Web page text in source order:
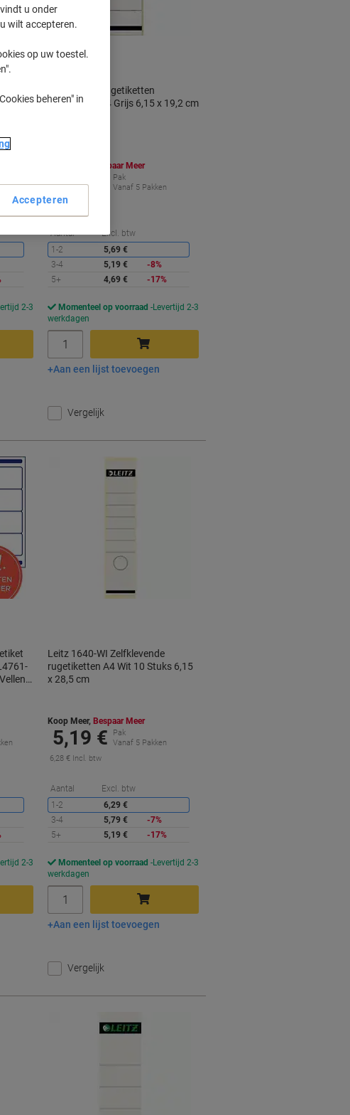
Korting
2-3
Leitz Ordnerrugetiketten
Zelfklevend A4 Grijs 6,15 x 19,2 cm
Bespaar Meer
4,69 €
Pak
Vanaf 5 Pakken
5,67 € Incl. btw
Aantal Excl. btw
1-2
5,69 €
3-4
5,19 €
-8%
5+
4,69 € -17%
Momenteel op voorraad
Levertijd 2-3
werkdagen
In winkelwagen
Aan een lijst toevoegen
Vergelijk
à
Korting
2-3
Leitz 1640-WI Zelfklevende
rugetiketten A4 Wit 10 Stuks 6,15
x 28,5 cm
Koop Meer, Bespaar Meer
5,19 €
Pak
Vanaf 5 Pakken
6,28 € Incl. btw
Aantal Excl. btw
1-2
6,29 €
3-4
5,79 €
-7%
5+
5,19 € -17%
Momenteel op voorraad
Levertijd 2-3
werkdagen
In winkelwagen
Aan een lijst toevoegen
Vergelijk
u onder
wilt accepteren.
op uw toestel.
beheren" in
Accepteren